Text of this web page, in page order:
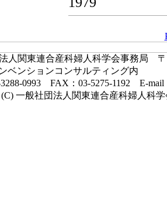
人関東連合産科婦人科学会事務局 〒
ベンションコンサルティング内
0993 FAX：03-5275-1192 E-mail
(C) 一般社団法人関東連合産科婦人科